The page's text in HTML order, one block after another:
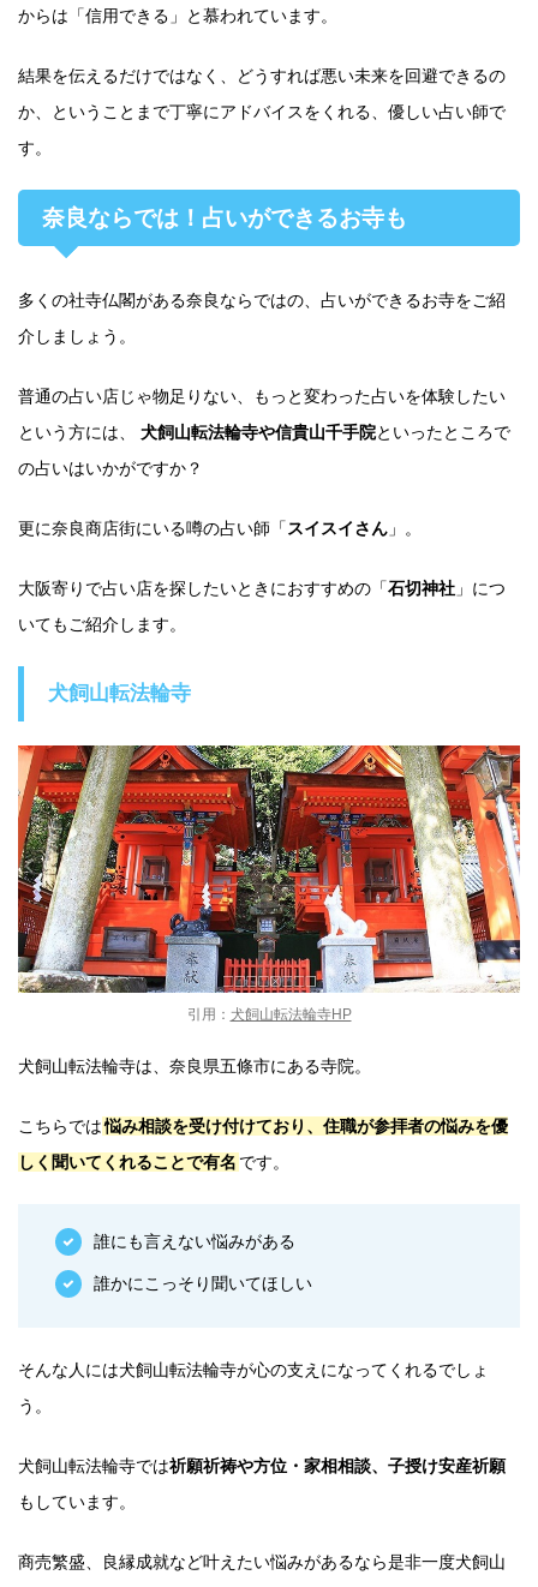
からは「信用できる」と慕われています。
結果を伝えるだけではなく、どうすれば悪い未来を回避できるの
か、ということまで丁寧にアドバイスをくれる、優しい占い師で
す。
奈良ならでは！占いができるお寺も
多くの社寺仏閣がある奈良ならではの、占いができるお寺をご紹
介しましょう。
普通の占い店じゃ物足りない、もっと変わった占いを体験したい
という方には、 犬飼山転法輪寺や信貴山千手院といったところで
の占いはいかがですか？
更に奈良商店街にいる噂の占い師「スイスイさん 」。
大阪寄りで占い店を探したいときにおすすめの「石切神社 」につ
いてもご紹介します。
犬飼山転法輪寺
引用： 犬飼山転法輪寺HP
犬飼山転法輪寺は、奈良県五條市にある寺院。
こちらでは悩み相談を受け付けており、住職が参拝者の悩みを優
しく聞いてくれることで有名 です。
誰にも言えない悩みがある
誰かにこっそり聞いてほしい
そんな人には犬飼山転法輪寺が心の支えになってくれるでしょ
う。
犬飼山転法輪寺では祈願祈祷や方位・家相相談、子授け安産祈願
もしています。
商売繁盛、良縁成就など叶えたい悩みがあるなら是非一度犬飼山